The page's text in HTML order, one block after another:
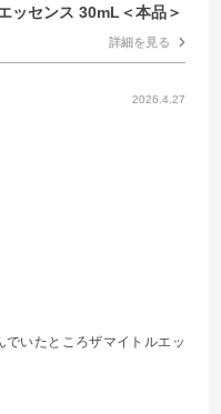
ッセンス 30mL＜本品＞
詳細を見る
2026.4.27
いたところザマイトルエッ